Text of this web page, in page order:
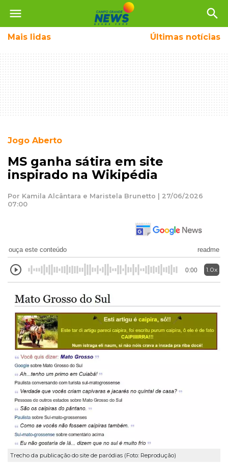
menu search
Mais lidas Últimas notícias
Jogo Aberto
MS ganha sátira em site
inspirado na Wikipédia
Por Kamila Alcântara e Maristela Brunetto | 27/06/2026
07:00
ouça este conteúdo readme
0:00 1.0x
Trecho da publicação do site de paródias (Foto: Reprodução)